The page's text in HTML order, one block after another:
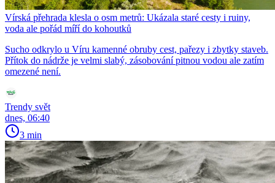
Vírská přehrada klesla o osm metrů: Ukázala staré cesty i ruiny,
voda ale pořád míří do kohoutků
Sucho odkrylo u Víru kamenné obruby cest, pařezy i zbytky staveb.
Přítok do nádrže je velmi slabý, zásobování pitnou vodou ale zatím
omezené není.
Trendy svět
dnes, 06:40
3 min